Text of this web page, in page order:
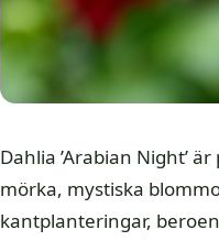
Dahlia ’Arabian Night’
mörka, mystiska
kantplanteringar,